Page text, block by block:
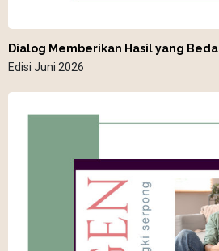
Dialog Memberikan Hasil yang Beda
Edisi Juni 2026